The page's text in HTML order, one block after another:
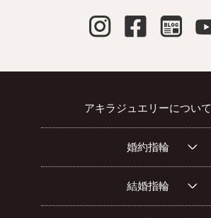
アキラジュエリーについて
婚約指輪
結婚指輪